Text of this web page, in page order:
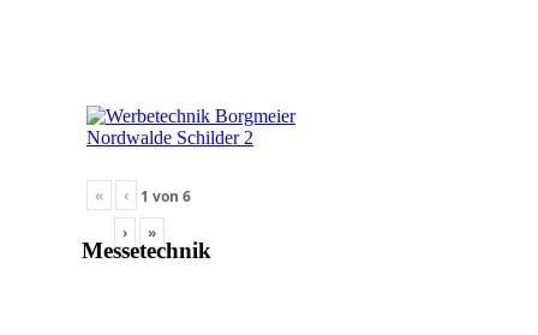
« ‹ 1 von6
›
»
Messetechnik